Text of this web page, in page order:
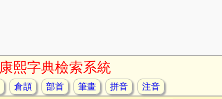
康熙字典檢索系統
倉頡 部首 筆畫 拼音
注音